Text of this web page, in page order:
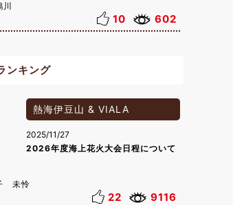
10 602
ンキング
熱海伊豆山 & VIALA
2025/11/27
2026年度海上花火大会日程について
未怜
22 9116